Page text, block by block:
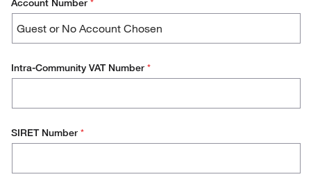
Account Number *
Intra-Community VAT Number *
SIRET Number *